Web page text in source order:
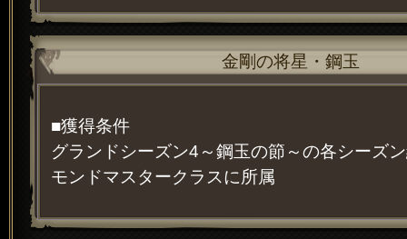
金剛の将星・鋼玉
■獲得条件
グランドシーズン4～鋼玉の節～の各シーズ
モンドマスタークラスに所属